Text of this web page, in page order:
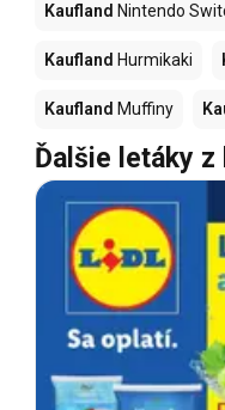
Kaufland Nintendo
Kaufland Hurmikaki
Kaufland Muffiny
Ďalšie letáky